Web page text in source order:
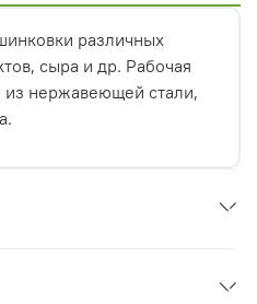
различных
сыра и др. Рабочая
из нержавеющей стали,